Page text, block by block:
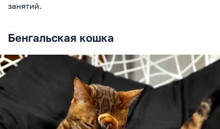
занятий.
Бенгальская кошка